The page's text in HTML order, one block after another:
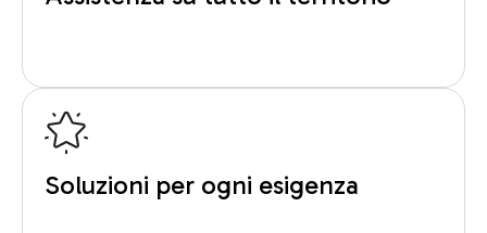
Soluzioni per ogni esigenza